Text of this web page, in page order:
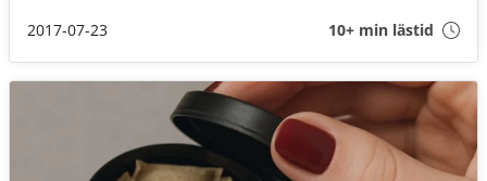
2017-07-23
10+ min lästid